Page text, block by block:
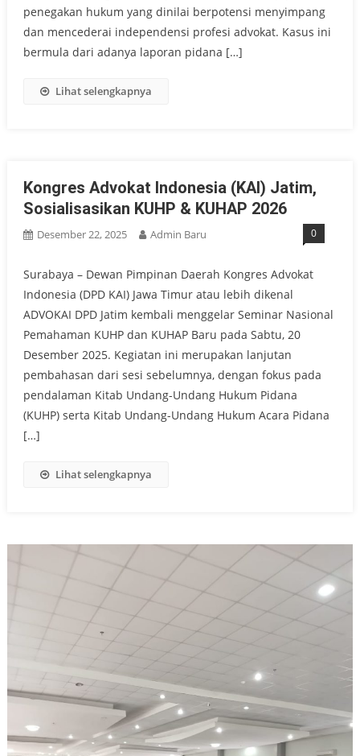
penegakan hukum yang dinilai berpotensi menyimpang
dan mencederai independensi profesi advokat. Kasus ini
bermula dari adanya laporan pidana […]
Lihat selengkapnya
Kongres Advokat Indonesia (KAI) Jatim,
Sosialisasikan KUHP & KUHAP 2026
Desember 22, 2025 Admin Baru 0
Surabaya – Dewan Pimpinan Daerah Kongres Advokat
Indonesia (DPD KAI) Jawa Timur atau lebih dikenal
ADVOKAI DPD Jatim kembali menggelar Seminar Nasional
Pemahaman KUHP dan KUHAP Baru pada Sabtu, 20
Desember 2025. Kegiatan ini merupakan lanjutan
pembahasan dari sesi sebelumnya, dengan fokus pada
pendalaman Kitab Undang-Undang Hukum Pidana
(KUHP) serta Kitab Undang-Undang Hukum Acara Pidana
[…]
Lihat selengkapnya